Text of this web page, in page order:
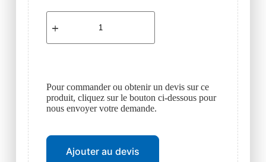
Pour commander ou obtenir un devis sur ce
produit, cliquez sur le bouton ci-dessous pour
nous envoyer votre demande.
Ajouter au devis